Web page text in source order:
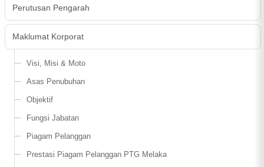
Perutusan Pengarah
Maklumat Korporat
Visi, Misi & Moto
Asas Penubuhan
Objektif
Fungsi Jabatan
Piagam Pelanggan
Prestasi Piagam Pelanggan PTG Melaka